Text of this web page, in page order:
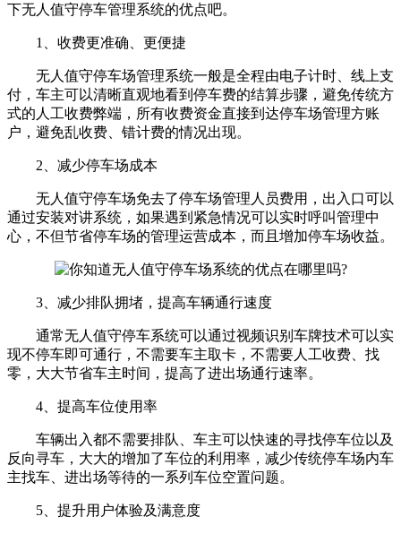
下无人值守停车管理系统的优点吧。
1、收费更准确、更便捷
无人值守停车场管理系统一般是全程由电子计时、线上支
付，车主可以清晰直观地看到停车费的结算步骤，避免传统方
式的人工收费弊端，所有收费资金直接到达停车场管理方账
户，避免乱收费、错计费的情况出现。
2、减少停车场成本
无人值守停车场免去了停车场管理人员费用，出入口可以
通过安装对讲系统，如果遇到紧急情况可以实时呼叫管理中
心，不但节省停车场的管理运营成本，而且增加停车场收益。
3、减少排队拥堵，提高车辆通行速度
通常无人值守停车系统可以通过视频识别车牌技术可以实
现不停车即可通行，不需要车主取卡，不需要人工收费、找
零，大大节省车主时间，提高了进出场通行速率。
4、提高车位使用率
车辆出入都不需要排队、车主可以快速的寻找停车位以及
反向寻车，大大的增加了车位的利用率，减少传统停车场内车
主找车、进出场等待的一系列车位空置问题。
5、提升用户体验及满意度